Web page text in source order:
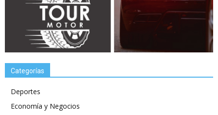
Categorías
Deportes
Economía y Negocios